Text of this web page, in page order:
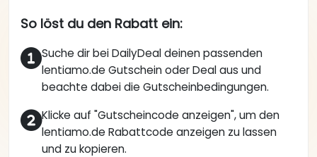
So löst du den Rabatt ein:
Suche dir bei DailyDeal deinen passenden
lentiamo.de Gutschein oder Deal aus und
beachte dabei die Gutscheinbedingungen.
Klicke auf "Gutscheincode anzeigen", um den
lentiamo.de Rabattcode anzeigen zu lassen
und zu kopieren.